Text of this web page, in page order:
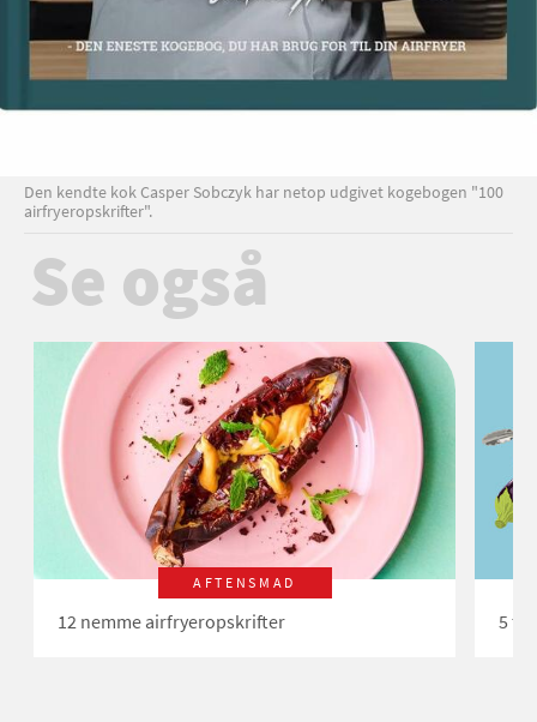
Den kendte kok Casper Sobczyk har netop udgivet kogebogen "100
airfryeropskrifter".
Se også
AFTENSMAD
12 nemme airfryeropskrifter 5